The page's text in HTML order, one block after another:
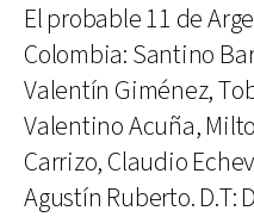
El probable 11 de
Colombia: Santino
Valentín Giménez,
Valentino Acuña,
Carrizo, Claudio
Agustín Ruberto. D.T: